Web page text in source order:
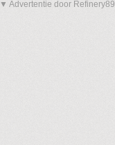
▼ Advertentie door Refinery89